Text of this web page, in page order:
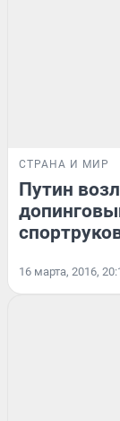
СТРАНА И МИР
Путин
16 марта, 2016,